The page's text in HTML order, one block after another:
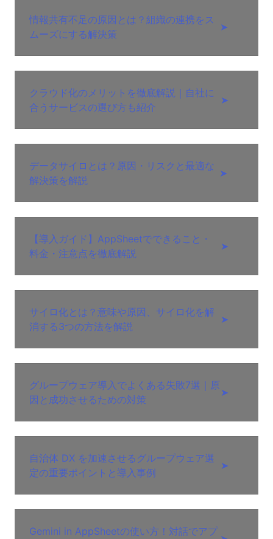
情報共有不足の原因とは？組織の連携をス
ムーズにする解決策
➤
クラウド化のメリットを徹底解説｜自社に
合うサービスの選び方も紹介
➤
データサイロとは？原因・リスクと最適な
解決策を解説
➤
【導入ガイド】AppSheetでできること・
料金・注意点を徹底解説
➤
サイロ化とは？意味や原因、サイロ化を解
消する3つの方法を解説
➤
グループウェア導入でよくある失敗7選｜原
因と成功させるための対策
➤
自治体 DX を加速させるグループウェア選
定の重要ポイントと導入事例
➤
Gemini in AppSheetの使い方！対話でアプ